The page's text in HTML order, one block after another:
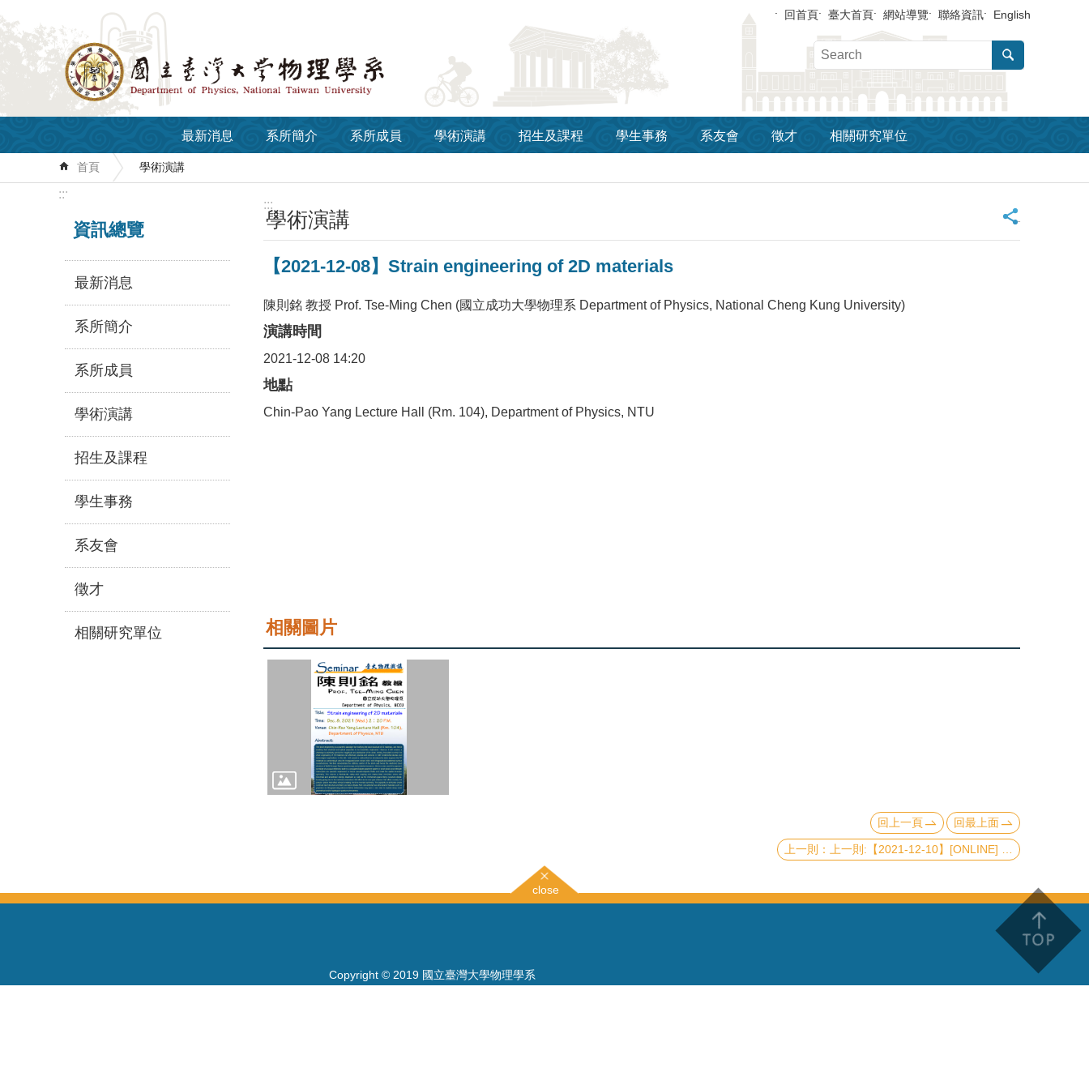
跳到主要內容區塊 回首頁 臺大首頁 網站導覽 聯絡資訊 English
最新消息 系所簡介 系所成員 學術演講 招生及課程 學生事務 系友會 徵才 相關研究單位
首頁 學術演講
:::
資訊總覽
最新消息
系所簡介
系所成員
學術演講
招生及課程
學生事務
系友會
徵才
相關研究單位
:::
學術演講 _
【2021-12-08】Strain engineering of 2D materials
陳則銘 教授 Prof. Tse-Ming Chen (國立成功大學物理系 Department of Physics, National Cheng Kung University)
演講時間
2021-12-08 14:20
地點
Chin-Pao Yang Lecture Hall (Rm. 104), Department of Physics, NTU
相關圖片
回上一頁 回最上面
上一則:【2021-12-10】[ONLINE] Entanglement Spin Qubit: Variability and Versatility
close
Copyright © 2019 國立臺灣大學物理學系